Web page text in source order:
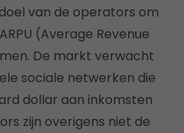
van de operators om
(Average Revenue
De markt verwacht
sociale netwerken die
dollar aan inkomsten
zijn overigens niet de